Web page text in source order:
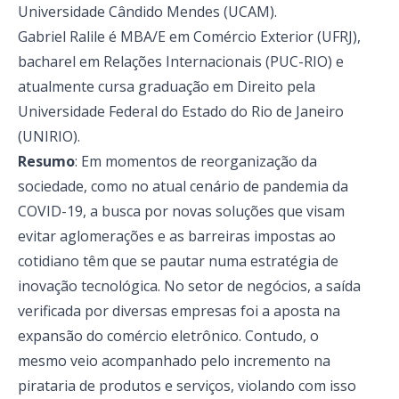
Universidade Cândido Mendes (UCAM).
Gabriel Ralile é MBA/E em Comércio Exterior (UFRJ),
bacharel em Relações Internacionais (PUC-RIO) e
atualmente cursa graduação em Direito pela
Universidade Federal do Estado do Rio de Janeiro
(UNIRIO).
Resumo: Em momentos de reorganização da
sociedade, como no atual cenário de pandemia da
COVID-19, a busca por novas soluções que visam
evitar aglomerações e as barreiras impostas ao
cotidiano têm que se pautar numa estratégia de
inovação tecnológica. No setor de negócios, a saída
verificada por diversas empresas foi a aposta na
expansão do comércio eletrônico. Contudo, o
mesmo veio acompanhado pelo incremento na
pirataria de produtos e serviços, violando com isso